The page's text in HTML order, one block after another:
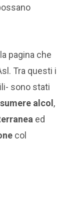
pagina che
Tra questi i
sono stati
alcol ,
ed
col